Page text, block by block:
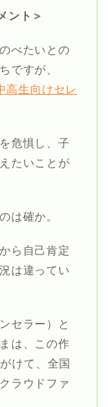
ント＞
べたいとの
ですが、
高生向けセレ
危惧し、子
たいことが
は確か。
ら自己肯定
は違ってい
セラー）と
は、この作
けて、全国
ラウドファ